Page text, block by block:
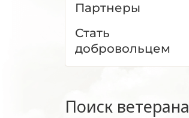
Партнеры
Стать
добровольцем
Поиск ветерана